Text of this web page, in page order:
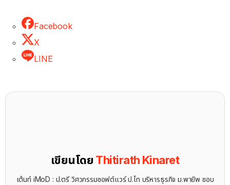
Facebook
X
LINE
เขียนโดย Thitirath Kinaret
เต้นท์ iMoD : ป.ตรี วิศวกรรมซอฟต์แวร์ ป.โท บริหารธุรกิจ ม.พายัพ ชอบ